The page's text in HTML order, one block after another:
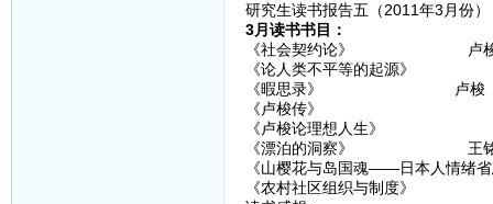
研究生读书报告五（2011年3月份）
3月读书书目：
《社会契约论》 卢
《论人类不平等的起源》
《暇思录》 卢梭
《卢梭传》
《卢梭论理想人生》
《漂泊的洞察》 王铭
《山樱花与岛国魂——日本人情绪
《农村社区组织与制度》 夏